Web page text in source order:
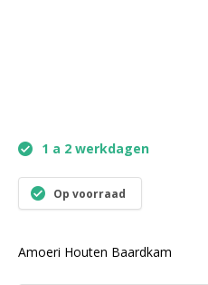
1 a 2 werkdagen
Op voorraad
Amoeri Houten Baardkam